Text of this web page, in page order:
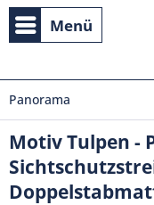
Menü
Panorama
Motiv Tulpen -